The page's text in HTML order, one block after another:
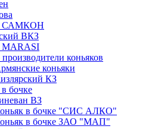
САМКОН
ВКЗ
MARASI
коньяков
коньяки
КЗ
бочке
ВЗ
в бочке "СИС АЛКО"
в бочке ЗАО "МАП"